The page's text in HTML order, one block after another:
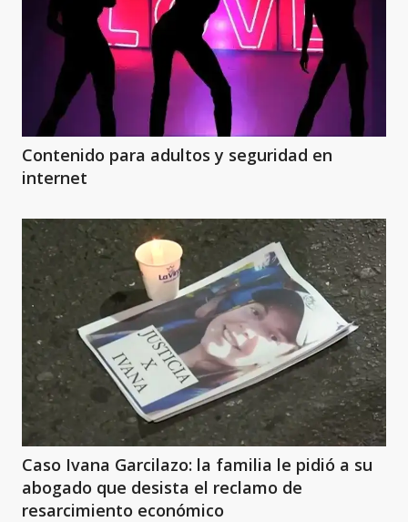
Contenido para adultos y seguridad en
internet
Caso Ivana Garcilazo: la familia le pidió a su
abogado que desista el reclamo de
resarcimiento económico